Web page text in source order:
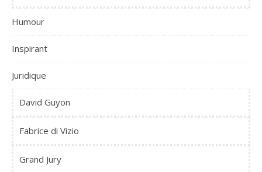
Humour
Inspirant
Juridique
David Guyon
Fabrice di Vizio
Grand Jury